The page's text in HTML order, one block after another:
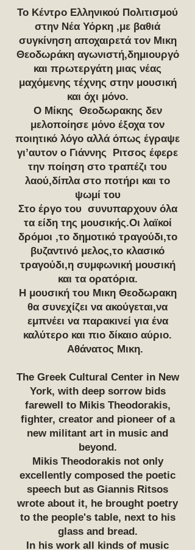
Το Κέντρο Ελληνικού Πολιτισμού
στην Νέα Υόρκη ,με βαθιά
συγκίνηση αποχαιρετά τον Μικη
Θεοδωράκη αγωνιστή,δημιουργό
και πρωτεργάτη μιας νέας
μαχόμενης τέχνης στην μουσική
και όχι μόνο.
Ο Μίκης Θεοδωρακης δεν
μελοποίησε μόνο έξοχα τον
ποιητικό λόγο αλλά όπως έγραψε
γι’αυτον ο Γιάννης Ριτσος έφερε
την ποίηση στο τραπέζι του
λαού,δίπλα στο ποτήρι και το
ψωμί του
Στο έργο του συνυπαρχουν όλα
τα είδη της μουσικής.Οι λαϊκοί
δρόμοι ,το δημοτικό τραγούδι,το
βυζαντινό μελος,το κλασικό
τραγούδι,η συμφωνική μουσική
και τα ορατόρια.
Η μουσική του Μικη Θεοδωρακη
θα συνεχίζει να ακούγεται,να
εμπνέει να παρακινεί για ένα
καλύτερο και πιο δίκαιο αύριο.
Αθάνατος Μικη.
The Greek Cultural Center in New
York, with deep sorrow bids
farewell to Mikis Theodorakis,
fighter, creator and pioneer of a
new militant art in music and
beyond.
Mikis Theodorakis not only
excellently composed the poetic
speech but as Giannis Ritsos
wrote about it, he brought poetry
to the people's table, next to his
glass and bread.
In his work all kinds of music